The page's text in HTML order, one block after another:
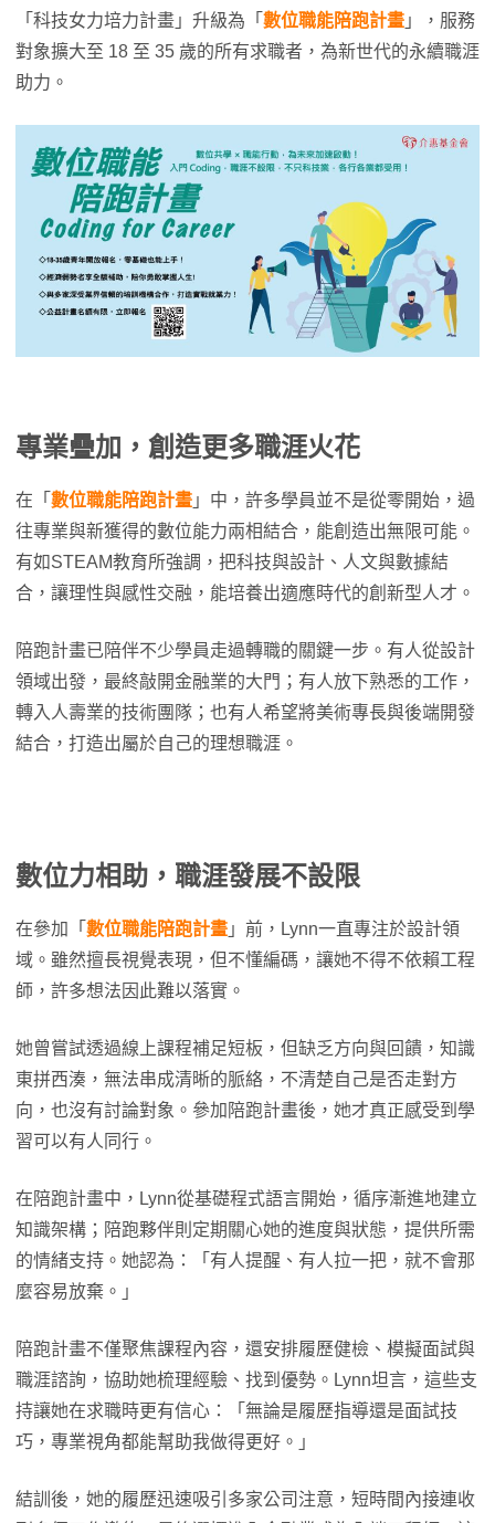
「科技女力培力計畫」升級為「 數位職能陪跑計畫 」，服務
對象擴大至 18 至 35 歲的所有求職者，為新世代的永續職涯
助力。
專業疊加，創造更多職涯火花
在「 數位職能陪跑計畫 」中，許多學員並不是從零開始，過
往專業與新獲得的數位能力兩相結合，能創造出無限可能。
有如STEAM教育所強調，把科技與設計、人文與數據結
合，讓理性與感性交融，能培養出適應時代的創新型人才。
陪跑計畫已陪伴不少學員走過轉職的關鍵一步。有人從設計
領域出發，最終敲開金融業的大門；有人放下熟悉的工作，
轉入人壽業的技術團隊；也有人希望將美術專長與後端開發
結合，打造出屬於自己的理想職涯。
數位力相助，職涯發展不設限
在參加「 數位職能陪跑計畫 」前，Lynn一直專注於設計領
域。雖然擅長視覺表現，但不懂編碼，讓她不得不依賴工程
師，許多想法因此難以落實。
她曾嘗試透過線上課程補足短板，但缺乏方向與回饋，知識
東拼西湊，無法串成清晰的脈絡，不清楚自己是否走對方
向，也沒有討論對象。參加陪跑計畫後，她才真正感受到學
習可以有人同行。
在陪跑計畫中，Lynn從基礎程式語言開始，循序漸進地建立
知識架構；陪跑夥伴則定期關心她的進度與狀態，提供所需
的情緒支持。她認為：「有人提醒、有人拉一把，就不會那
麼容易放棄。」
陪跑計畫不僅聚焦課程內容，還安排履歷健檢、模擬面試與
職涯諮詢，協助她梳理經驗、找到優勢。Lynn坦言，這些支
持讓她在求職時更有信心：「無論是履歷指導還是面試技
巧，專業視角都能幫助我做得更好。」
結訓後，她的履歷迅速吸引多家公司注意，短時間內接連收